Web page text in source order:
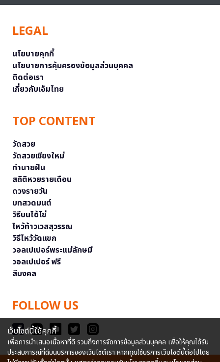
LEGAL
นโยบายคุกกี้
นโยบายการคุ้มครองข้อมูลส่วนบุคคล
ติดต่อเรา
เกี่ยวกับเอ็มไทย
TOP CONTENT
วัดสวย
วัดสวยเชียงใหม่
ทำนายฝัน
สถิติหวยรายเดือน
ดวงรายวัน
บทสวดมนต์
วิธีบนไอ้ไข่
ไหว้ท้าวเวสสุวรรณ
วิธีไหว้วัดแขก
วอลเปเปอร์พระแม่ลักษมี
วอลเปเปอร์ ฟรี
สีมงคล
FOLLOW US
เว็บไซต์นี้ใช้คุกกี้
เพื่อการนำเสนอเนื้อหาที่ดี รวมถึงการจัดการข้อมูลส่วนบุคคล เพื่อให้คุณได้รับ
ประสบการณ์ที่ดีบนบริการของเว็บไซต์เรา หากคุณใช้บริการเว็บไซต์นี้ต่อไปโดย